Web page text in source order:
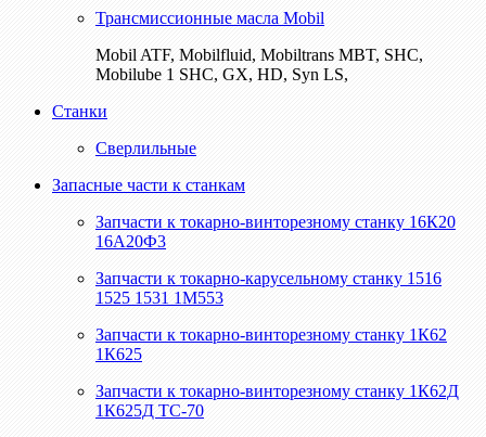
Трансмиссионные масла Mobil
Mobil ATF, Mobilfluid, Mobiltrans MBT, SHC,
Mobilube 1 SHC, GX, HD, Syn LS,
Станки
Сверлильные
Запасные части к станкам
Запчасти к токарно-винторезному станку 16К20
16А20Ф3
Запчасти к токарно-карусельному станку 1516
1525 1531 1М553
Запчасти к токарно-винторезному станку 1К62
1К625
Запчасти к токарно-винторезному станку 1К62Д
1К625Д ТС-70